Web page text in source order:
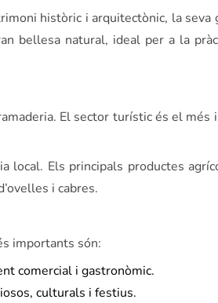
històric i arquitectònic, la seva
bellesa natural, ideal per a la
El sector turístic és el
local. Els principals productes
i cabres.
importants són:
comercial i gastronòmic.
culturals i festius.